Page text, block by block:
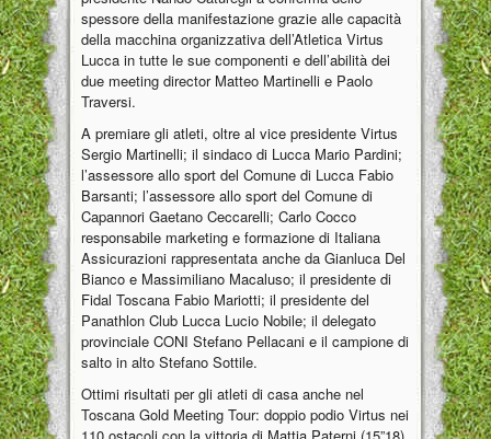
spessore della manifestazione grazie alle capacità
della macchina organizzativa dell’Atletica Virtus
Lucca in tutte le sue componenti e dell’abilità dei
due meeting director Matteo Martinelli e Paolo
Traversi.
A premiare gli atleti, oltre al vice presidente Virtus
Sergio Martinelli; il sindaco di Lucca Mario Pardini;
l’assessore allo sport del Comune di Lucca Fabio
Barsanti; l’assessore allo sport del Comune di
Capannori Gaetano Ceccarelli; Carlo Cocco
responsabile marketing e formazione di Italiana
Assicurazioni rappresentata anche da Gianluca Del
Bianco e Massimiliano Macaluso; il presidente di
Fidal Toscana Fabio Mariotti; il presidente del
Panathlon Club Lucca Lucio Nobile; il delegato
provinciale CONI Stefano Pellacani e il campione di
salto in alto Stefano Sottile.
Ottimi risultati per gli atleti di casa anche nel
Toscana Gold Meeting Tour: doppio podio Virtus nei
110 ostacoli con la vittoria di Mattia Paterni (15”18)